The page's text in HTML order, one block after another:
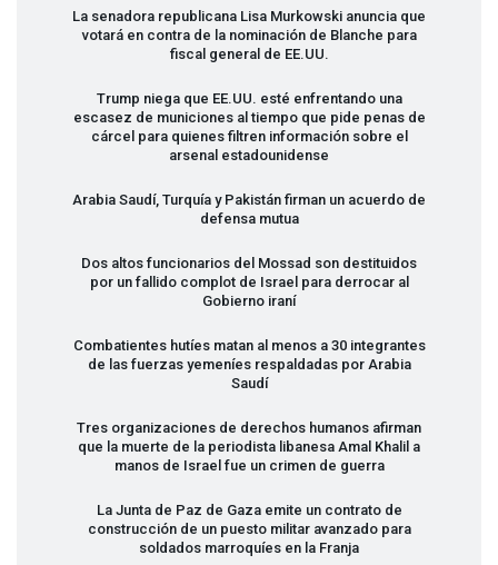
La senadora republicana Lisa Murkowski anuncia que
votará en contra de la nominación de Blanche para
fiscal general de EE.UU.
Trump niega que EE.UU. esté enfrentando una
escasez de municiones al tiempo que pide penas de
cárcel para quienes filtren información sobre el
arsenal estadounidense
Arabia Saudí, Turquía y Pakistán firman un acuerdo de
defensa mutua
Dos altos funcionarios del Mossad son destituidos
por un fallido complot de Israel para derrocar al
Gobierno iraní
Combatientes hutíes matan al menos a 30 integrantes
de las fuerzas yemeníes respaldadas por Arabia
Saudí
Tres organizaciones de derechos humanos afirman
que la muerte de la periodista libanesa Amal Khalil a
manos de Israel fue un crimen de guerra
La Junta de Paz de Gaza emite un contrato de
construcción de un puesto militar avanzado para
soldados marroquíes en la Franja